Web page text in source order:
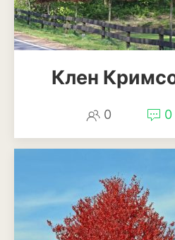
Бересклет
Буддлея
Дёрен
Жимолость
Клен
0 0